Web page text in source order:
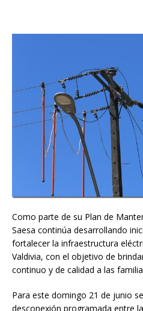
Como parte de su Plan de
Saesa continúa desarrollando
fortalecer la infraestructura
Valdivia, con el objetivo de
continuo y de calidad a las
Para este domingo 21 de junio
desconexión programada entre